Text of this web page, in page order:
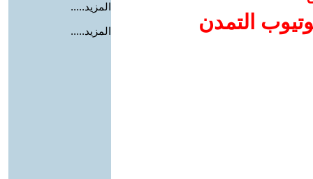
التمدن
المزيد.....
المزيد.....